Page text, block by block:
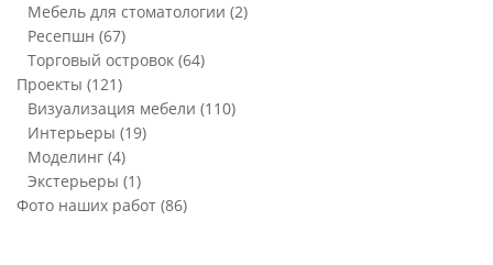
Мебель для стоматологии (2)
Ресепшн (67)
Торговый островок (64)
Проекты (121)
Визуализация мебели (110)
Интерьеры (19)
Моделинг (4)
Экстерьеры (1)
Фото наших работ (86)